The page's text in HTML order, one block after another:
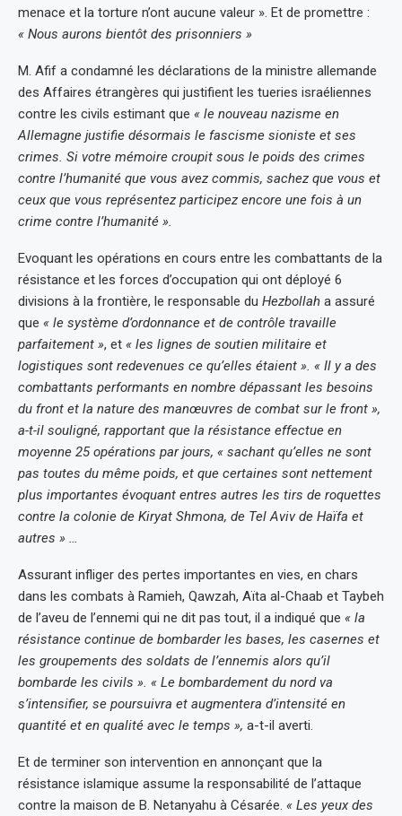
menace et la torture n’ont aucune valeur ». Et de promettre :
« Nous aurons bientôt des prisonniers »
M. Afif a condamné les déclarations de la ministre allemande
des Affaires étrangères qui justifient les tueries israéliennes
contre les civils estimant que « le nouveau nazisme en
Allemagne justifie désormais le fascisme sioniste et ses
crimes. Si votre mémoire croupit sous le poids des crimes
contre l’humanité que vous avez commis, sachez que vous et
ceux que vous représentez participez encore une fois à un
crime contre l’humanité ».
Evoquant les opérations en cours entre les combattants de la
résistance et les forces d’occupation qui ont déployé 6
divisions à la frontière, le responsable du Hezbollah a assuré
que « le système d’ordonnance et de contrôle travaille
parfaitement », et « les lignes de soutien militaire et
logistiques sont redevenues ce qu’elles étaient ». « Il y a des
combattants performants en nombre dépassant les besoins
du front et la nature des manœuvres de combat sur le front »,
a-t-il souligné, rapportant que la résistance effectue en
moyenne 25 opérations par jours, « sachant qu’elles ne sont
pas toutes du même poids, et que certaines sont nettement
plus importantes évoquant entres autres les tirs de roquettes
contre la colonie de Kiryat Shmona, de Tel Aviv de Haïfa et
autres » …
Assurant infliger des pertes importantes en vies, en chars
dans les combats à Ramieh, Qawzah, Aïta al-Chaab et Taybeh
de l’aveu de l’ennemi qui ne dit pas tout, il a indiqué que « la
résistance continue de bombarder les bases, les casernes et
les groupements des soldats de l’ennemis alors qu’il
bombarde les civils ». « Le bombardement du nord va
s’intensifier, se poursuivra et augmentera d’intensité en
quantité et en qualité avec le temps », a-t-il averti.
Et de terminer son intervention en annonçant que la
résistance islamique assume la responsabilité de l’attaque
contre la maison de B. Netanyahu à Césarée. « Les yeux des